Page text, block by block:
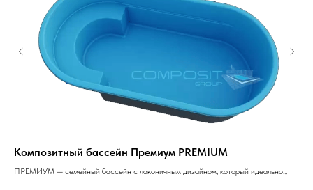
Композитный бассейн Премиум PREMIUM
ПРЕМИУМ — семейный бассейн с лаконичным дизайном, который идеально